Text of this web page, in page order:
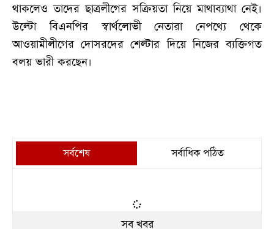
থাকলেও তাদের ছাত্রলীগের সক্রিয়তা নিয়ে মাথাব্যাথা নেই।
উল্টো বিএনপির স্বার্থলোভী নেতারা নেপথ্যে থেকে
আওয়ামীলীগের দোসরদের শেল্টার দিয়ে নিজের ব্যক্তিগত
বলয় ভারী করছেন।
সর্বশেষ সর্বাধিক পঠিত
সব খবর